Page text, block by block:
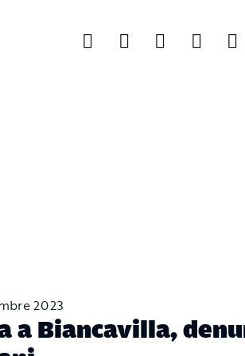
2023
a Biancavilla,